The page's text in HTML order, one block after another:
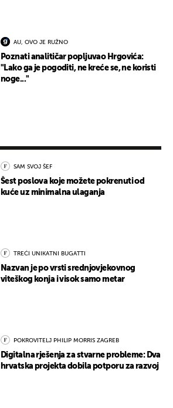
AU, OVO JE RUŽNO
Poznati analitičar popljuvao Hrgovića:
"Lako ga je pogoditi, ne kreće se, ne koristi
noge..."
SAM SVOJ ŠEF
Šest poslova koje možete pokrenuti od
kuće uz minimalna ulaganja
TREĆI UNIKATNI BUGATTI
Nazvan je po vrsti srednjovjekovnog
viteškog konja i visok samo metar
POKROVITELJ PHILIP MORRIS ZAGREB
Digitalna rješenja za stvarne probleme: Dva
hrvatska projekta dobila potporu za razvoj